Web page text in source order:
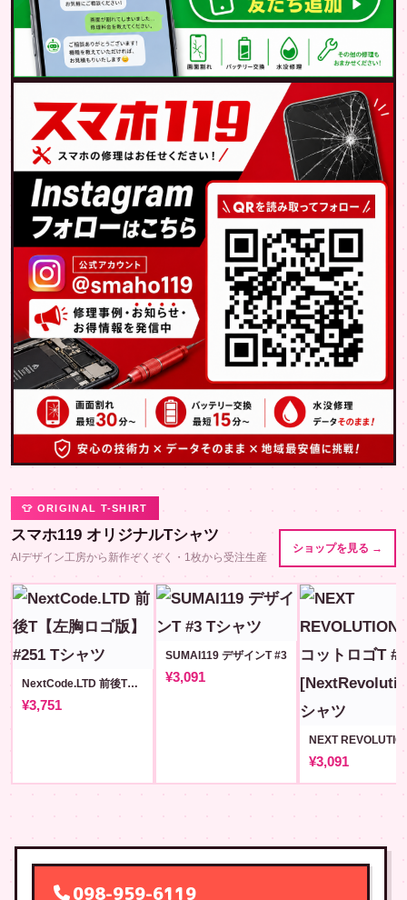
👕 ORIGINAL T-SHIRT
スマホ119 オリジナルTシャツ
AIデザイン工房から新作ぞくぞく・1枚から受注生産
ショップを見る →
NextCode.LTD 前後T【左胸ロゴ版】#251
¥3,751
SUMAI119 デザインT #3
¥3,091
¥3,091
098-959-6119